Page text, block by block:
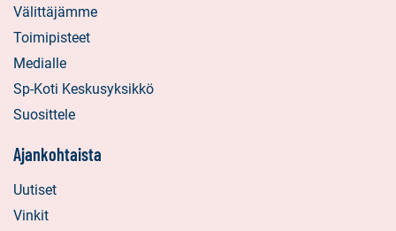
Välittäjämme
Toimipisteet
Medialle
Sp-Koti Keskusyksikkö
Suosittele
Ajankohtaista
Uutiset
Vinkit